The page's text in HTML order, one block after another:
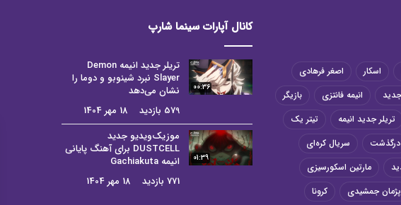
اسکار
اصغر فرهادی
انیمه فانتزی
بازیگر
تریلر جدید انیمه
تیتر یک
درگذشت
سریال کره‌ای
مارتین اسکورسیزی
پژمان جمشیدی کرونا
کانال آپارات سینما شارپ
00:36
تریلر جدید انیمه Demon
Slayer نبرد شینوبو و دوما را
نشان می‌دهد
579 بازدید
18 مهر 1404
01:39
موزیک‌ویدیو جدید
DUSTCELL برای آهنگ پایانی
انیمه Gachiakuta
771 بازدید
18 مهر 1404